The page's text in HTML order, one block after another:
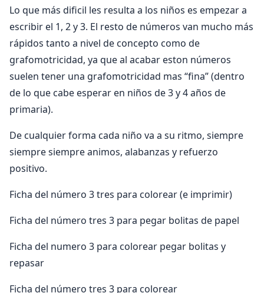
Lo que más dificil les resulta a los niños es empezar a
escribir el 1, 2 y 3. El resto de números van mucho más
rápidos tanto a nivel de concepto como de
grafomotricidad, ya que al acabar eston números
suelen tener una grafomotricidad mas “fina” (dentro
de lo que cabe esperar en niños de 3 y 4 años de
primaria).
De cualquier forma cada niño va a su ritmo, siempre
siempre siempre animos, alabanzas y refuerzo
positivo.
Ficha del número 3 tres para colorear (e imprimir)
Ficha del número tres 3 para pegar bolitas de papel
Ficha del numero 3 para colorear pegar bolitas y
repasar
Ficha del número tres 3 para colorear